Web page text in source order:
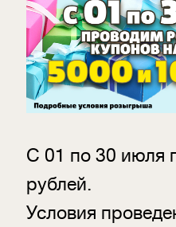
С 01 по 30 июля
рублей.
Условия